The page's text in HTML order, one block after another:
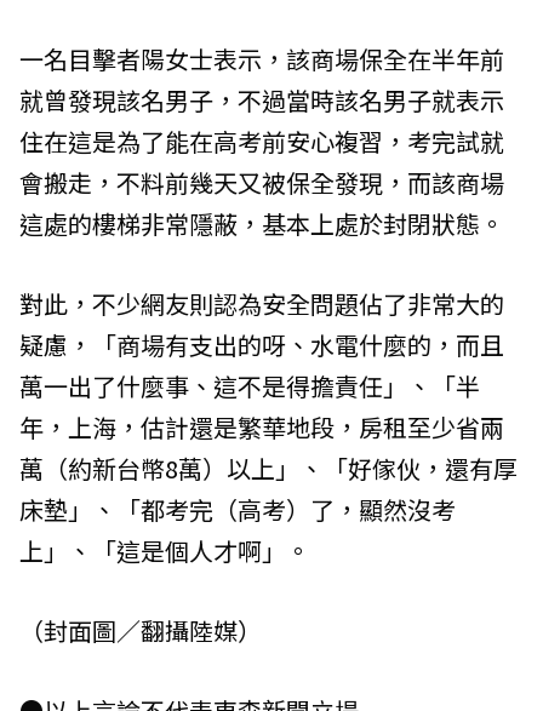
一名目擊者陽女士表示，該商場保全在半年前
就曾發現該名男子，不過當時該名男子就表示
住在這是為了能在高考前安心複習，考完試就
會搬走，不料前幾天又被保全發現，而該商場
這處的樓梯非常隱蔽，基本上處於封閉狀態。
對此，不少網友則認為安全問題佔了非常大的
疑慮，「商場有支出的呀、水電什麼的，而且
萬一出了什麼事、這不是得擔責任」、「半
年，上海，估計還是繁華地段，房租至少省兩
萬（約新台幣8萬）以上」、「好傢伙，還有厚
床墊」、「都考完（高考）了，顯然沒考
上」、「這是個人才啊」。
（封面圖／翻攝陸媒）